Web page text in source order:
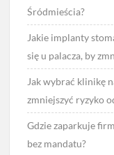
Śródmieścia?
Jakie implanty
się u palacza, by
Jak wybrać klinikę
zmniejszyć ryzyko
Gdzie zaparkuje
bez mandatu?